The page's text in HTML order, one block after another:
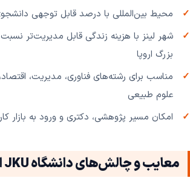
محیط بین‌المللی با درصد قابل توجهی
شهر لینز با هزینه زندگی قابل مدیریت‌تر
بزرگ اروپا
مناسب برای رشته‌های فناوری، مدیریت،
علوم طبیعی
امکان مسیر پژوهشی، دکتری و ورود به بازار
معایب و چالش‌های دانشگاه JKU اتریش